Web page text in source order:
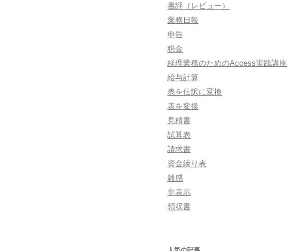
書評（レビュー）
業務日報
申告
税金
経理業務のためのAccess実践講座
給与計算
表を仕訳に変換
表を変換
見積書
試算表
請求書
資金繰り表
雑感
非表示
領収書